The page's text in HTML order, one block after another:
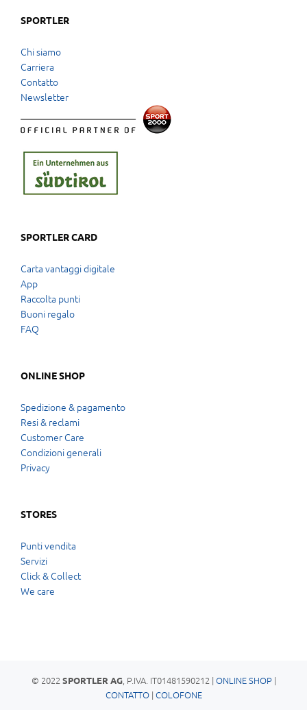
SPORTLER
Chi siamo
Carriera
Contatto
Newsletter
SPORTLER CARD
Carta vantaggi digitale
App
Raccolta punti
Buoni regalo
FAQ
ONLINE SHOP
Spedizione & pagamento
Resi & reclami
Customer Care
Condizioni generali
Privacy
STORES
Punti vendita
Servizi
Click & Collect
We care
© 2022SPORTLER AG, P.IVA. IT01481590212 | ONLINE SHOP|
CONTATTO| COLOFONE